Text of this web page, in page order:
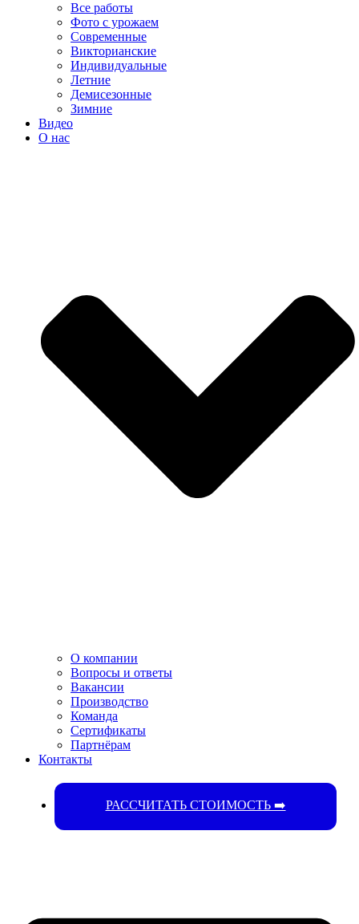
Все работы
Фото с урожаем
Современные
Викторианские
Индивидуальные
Летние
Демисезонные
Зимние
Видео
О нас
О компании
Вопросы и ответы
Вакансии
Производство
Команда
Сертификаты
Партнёрам
Контакты​
РАССЧИТАТЬ СТОИМОСТЬ ➡️